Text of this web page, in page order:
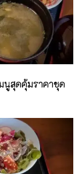
นูสุดคุ้มราคาชุด